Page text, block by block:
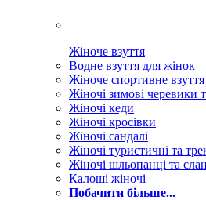
Жіноче взуття
Водне взуття для жінок
Жіноче спортивне взуття
Жіночі зимові черевики
Жіночі кеди
Жіночі кросівки
Жіночі сандалі
Жіночі туристичні та
Жіночі шльопанці та
Калоші жіночі
Побачити більше...